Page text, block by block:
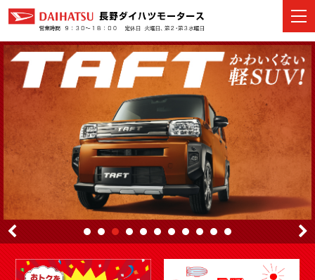
カーラインナップ
展示車・試乗車
店舗情報
イベント・キャンペーン
ご購入者サポート